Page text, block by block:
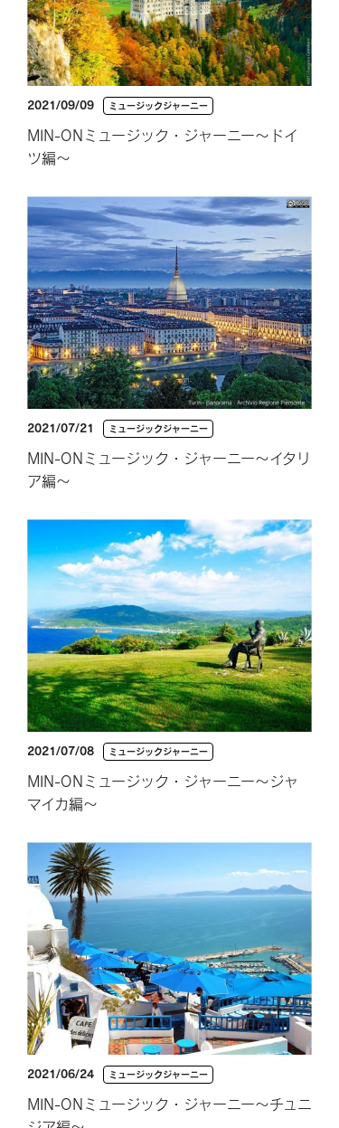
2021/09/09 ミュージックジャーニー
MIN-ONミュージック・ジャーニー～ドイ
ツ編～
2021/07/21 ミュージックジャーニー
MIN-ONミュージック・ジャーニー～イタリ
ア編～
2021/07/08 ミュージックジャーニー
MIN-ONミュージック・ジャーニー～ジャ
マイカ編～
2021/06/24 ミュージックジャーニー
MIN-ONミュージック・ジャーニー～チュニ